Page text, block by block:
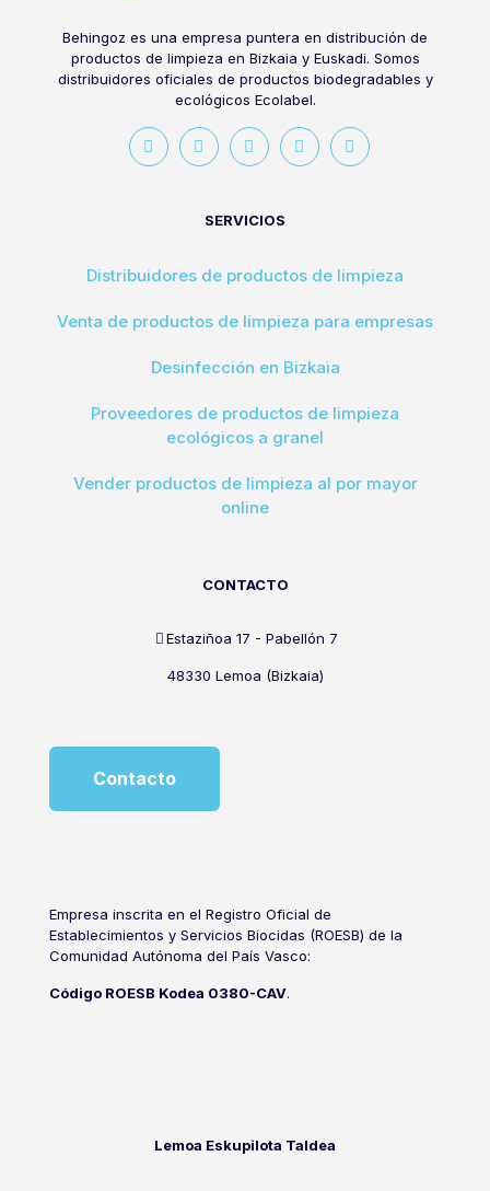
Behingoz es una empresa puntera en distribución de
productos de limpieza en Bizkaia y Euskadi. Somos
distribuidores oficiales de productos biodegradables y
ecológicos Ecolabel.
SERVICIOS
Distribuidores de productos de limpieza
Venta de productos de limpieza para empresas
Desinfección en Bizkaia
Proveedores de productos de limpieza
ecológicos a granel
Vender productos de limpieza al por mayor
online
CONTACTO
Estaziñoa 17 - Pabellón 7
48330 Lemoa (Bizkaia)
Contacto
Empresa inscrita en el Registro Oficial de
Establecimientos y Servicios Biocidas (ROESB) de la
Comunidad Autónoma del País Vasco:
Código ROESB Kodea 0380-CAV.
Lemoa Eskupilota Taldea